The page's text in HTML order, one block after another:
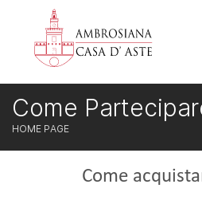
HOME PAGE
Come
Come